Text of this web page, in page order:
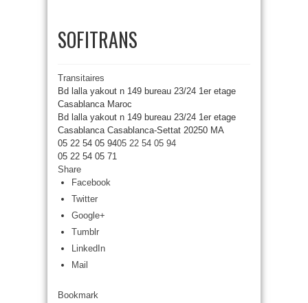
SOFITRANS
Transitaires
Bd lalla yakout n 149 bureau 23/24 1er etage
Casablanca Maroc
Bd lalla yakout n 149 bureau 23/24 1er etage
Casablanca Casablanca-Settat 20250 MA
05 22 54 05 9405 22 54 05 94
05 22 54 05 71
Share
Facebook
Twitter
Google+
Tumblr
LinkedIn
Mail
Bookmark